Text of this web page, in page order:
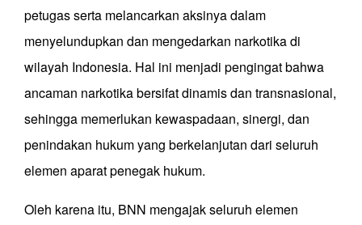
petugas serta melancarkan aksinya dalam
menyelundupkan dan mengedarkan narkotika di
wilayah Indonesia. Hal ini menjadi pengingat bahwa
ancaman narkotika bersifat dinamis dan transnasional,
sehingga memerlukan kewaspadaan, sinergi, dan
penindakan hukum yang berkelanjutan dari seluruh
elemen aparat penegak hukum.
Oleh karena itu, BNN mengajak seluruh elemen